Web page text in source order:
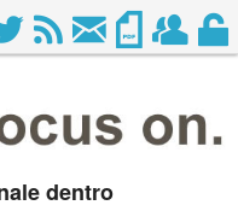
dentro